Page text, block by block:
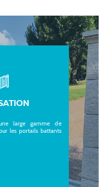
large gamme de
les portails battants